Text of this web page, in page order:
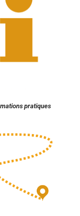
pratiques